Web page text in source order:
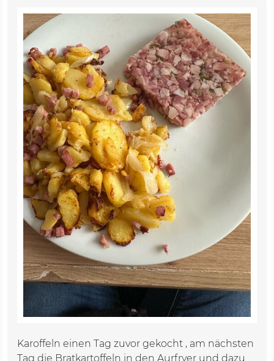
Karoffeln einen Tag zuvor gekocht , am nächsten
Tag die Bratkartoffeln in den Aurfryer und dazu